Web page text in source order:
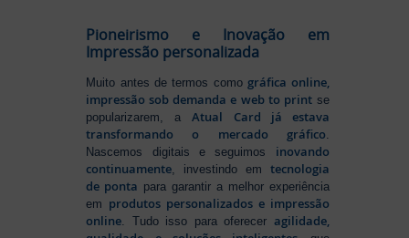
Pioneirismo e Inovação em
Impressão personalizada
Muito antes de termos como gráfica online,
impressão sob demanda e web to printse
popularizarem, aAtual Card já estava
transformando o mercado gráfico
Nascemos digitais e seguimos inovando
continuamente , investindo em tecnologia
de ponta para garantir a melhor experiência
em produtos personalizados e impressão
online . Tudo isso para oferecer agilidade,